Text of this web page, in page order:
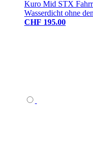
Kuro Mid STX
Wasserdicht ohne
CHF 195.00